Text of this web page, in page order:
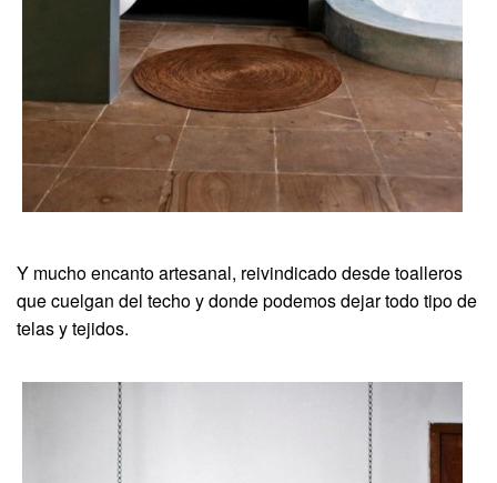
Y mucho encanto artesanal, reivindicado desde toalleros
que cuelgan del techo y donde podemos dejar todo tipo de
telas y tejidos.